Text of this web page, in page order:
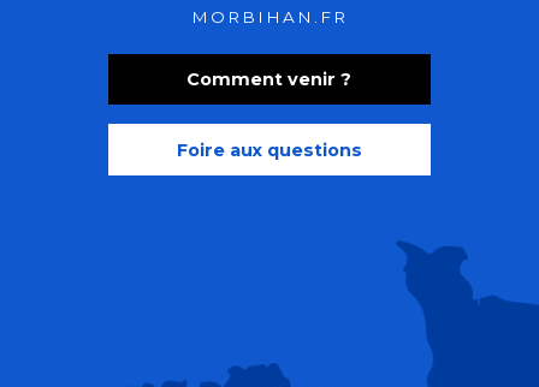
Comment venir ?
Foire aux questions
MORBIHAN.FR